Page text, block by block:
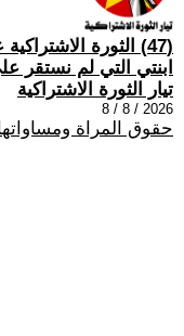
(47) الثورة
ابنتي التي لم نستقر
تيار الثورة الاشتراكية
2026 / 8 / 8
حقوق المراة